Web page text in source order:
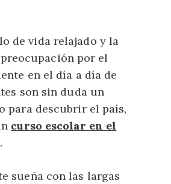
de vida relajado y la
por el
en el día a día de
son sin duda un
para descubrir el país,
curso escolar en el
.
sueña con las largas